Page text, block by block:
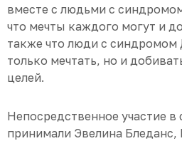
вместе с людьми с
что мечты каждого могут и
также что люди с синдромом
только мечтать, но и
целей.
Непосредственное участие в
принимали Эвелина